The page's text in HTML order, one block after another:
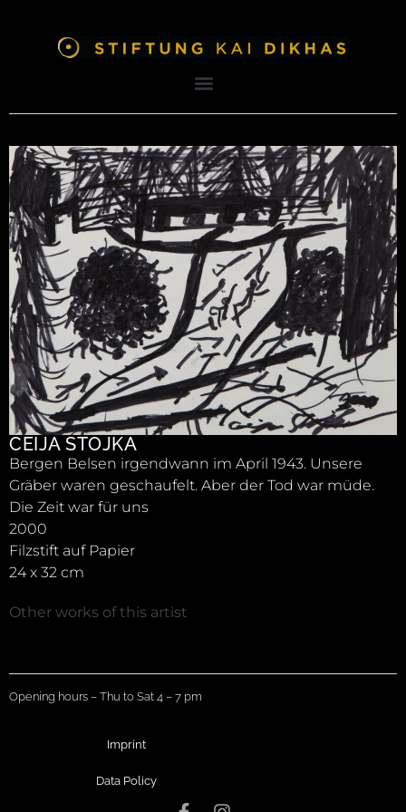
CEIJA STOJKA
Bergen Belsen irgendwann im April 1943. Unsere
Gräber waren geschaufelt. Aber der Tod war müde.
Die Zeit war für uns
2000
Filzstift auf Papier
24 x 32 cm
Other works of this artist
Opening hours – Thu to Sat 4 – 7 pm
Imprint
Data Policy